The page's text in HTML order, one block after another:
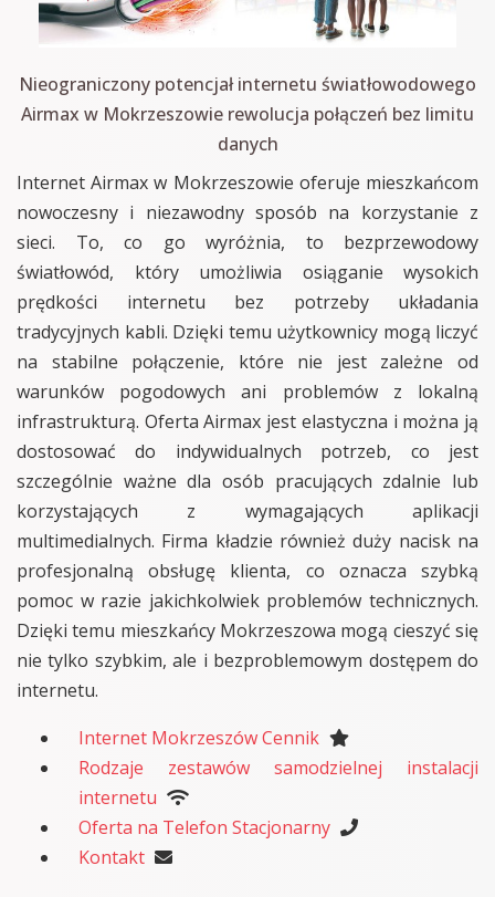
Nieograniczony potencjał internetu światłowodowego
Airmax w Mokrzeszowie rewolucja połączeń bez limitu
danych
Internet Airmax w Mokrzeszowie oferuje mieszkańcom
nowoczesny i niezawodny sposób na korzystanie z
sieci. To, co go wyróżnia, to bezprzewodowy
światłowód, który umożliwia osiąganie wysokich
prędkości internetu bez potrzeby układania
tradycyjnych kabli. Dzięki temu użytkownicy mogą liczyć
na stabilne połączenie, które nie jest zależne od
warunków pogodowych ani problemów z lokalną
infrastrukturą. Oferta Airmax jest elastyczna i można ją
dostosować do indywidualnych potrzeb, co jest
szczególnie ważne dla osób pracujących zdalnie lub
korzystających z wymagających aplikacji
multimedialnych. Firma kładzie również duży nacisk na
profesjonalną obsługę klienta, co oznacza szybką
pomoc w razie jakichkolwiek problemów technicznych.
Dzięki temu mieszkańcy Mokrzeszowa mogą cieszyć się
nie tylko szybkim, ale i bezproblemowym dostępem do
internetu.
Internet Mokrzeszów Cennik
Rodzaje zestawów samodzielnej instalacji
internetu
Oferta na Telefon Stacjonarny
Kontakt